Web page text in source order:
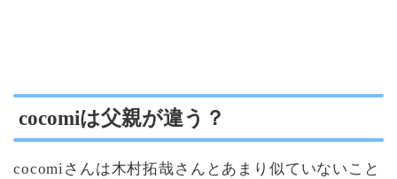
cocomiは父親が違う？
cocomiさんは木村拓哉さんとあまり似ていないこと